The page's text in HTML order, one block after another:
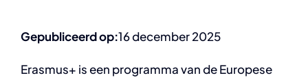
Gepubliceerd op:16 december 2025
Erasmus+ is een programma van de Europese